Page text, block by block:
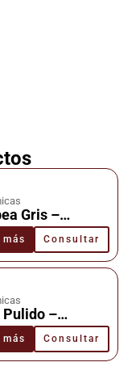
Gris –
–Consultar
Pulido –
–Consultar